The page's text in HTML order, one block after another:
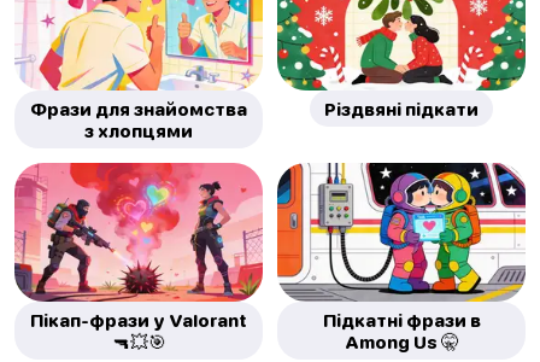
Фрази для знайомства
з хлопцями
Різдвяні підкати
Пікап-фрази у Valorant
🔫💥🎯
Підкатні фрази в
Among Us 🤫